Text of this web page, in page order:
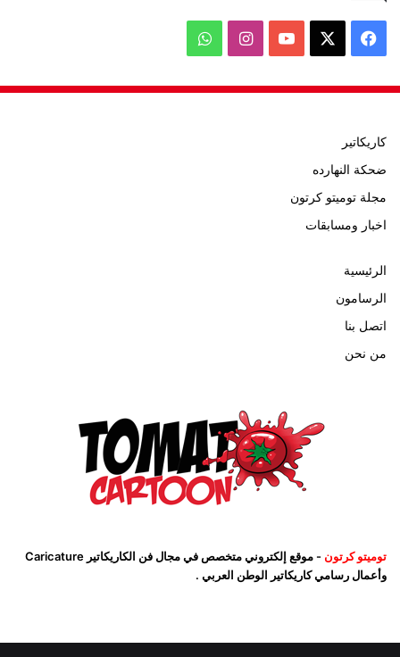
فيسبوك ‫YouTubeانستقرامواتساب
كاريكاتير
ضحكة النهارده
مجلة توميتو كرتون
اخبار ومسابقات
الرئيسية
الرسامون
اتصل بنا
من نحن
توميتو كرتون
- موقع إلكتروني متخصص في مجال فن الكاريكاتير Caricature
وأعمال رسامي كاريكاتير الوطن العربي .